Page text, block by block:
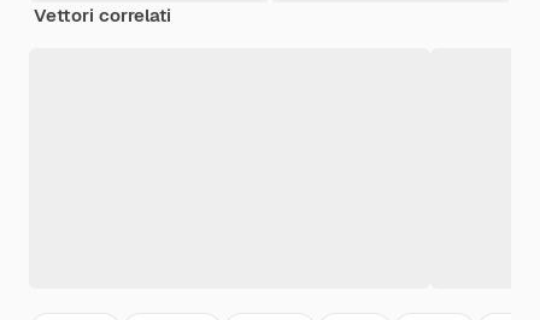
Vettori correlati